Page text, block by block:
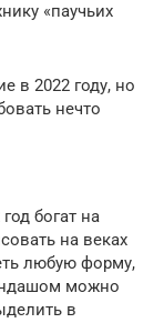
«паучьих
в 2022 году, но
нечто
богат на
на веках
любую форму,
можно
в